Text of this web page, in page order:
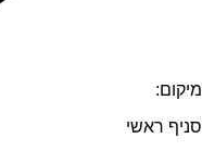
מיקום:
סניף ראשי